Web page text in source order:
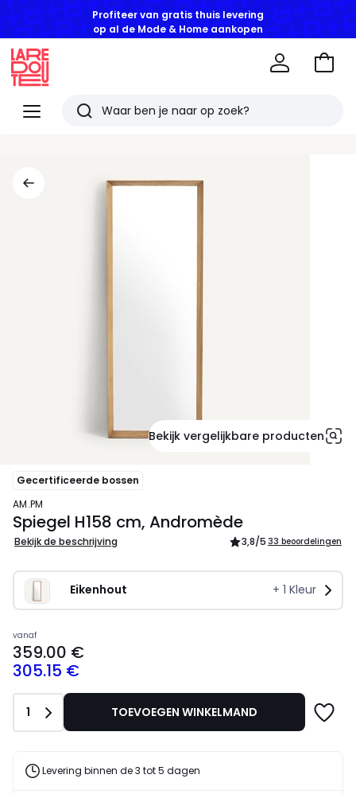
Profiteer van gratis thuis levering
op al de Mode & Home aankopen
Menu
Redoute
Zoeken
artikelen
Naar
Bekijk vergelijkbare producten
Gecertificeerde bossen
AM.PM
Spiegel H158 cm, Andromède
Bekijk de beschrijving 3,8/5 33 beoordelingen
Eikenhout + 1 Kleur
359.00
€
Schrijf
voor
ons
om
vanaf
305.15 €
359.00 €
Aantal
1 TOEVOEGEN WINKELMAND
Levering binnen de 3 tot 5 dagen